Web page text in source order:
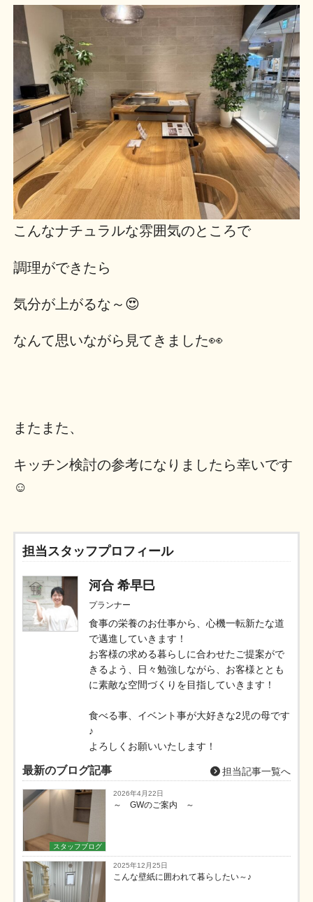
こんなナチュラルな雰囲気のところで
調理ができたら
気分が上がるな～😍
なんて思いながら見てきました👀
またまた、
キッチン検討の参考になりましたら幸いです
☺️
担当スタッフプロフィール
河合 希早巳
プランナー
食事の栄養のお仕事から、心機一転新たな道
で邁進していきます！
お客様の求める暮らしに合わせたご提案がで
きるよう、日々勉強しながら、お客様ととも
に素敵な空間づくりを目指していきます！
食べる事、イベント事が大好きな2児の母です
♪
よろしくお願いいたします！
最新のブログ記事 担当記事一覧へ
スタッフブログ
2026年4月22日
～ GWのご案内 ～
2025年12月25日
こんな壁紙に囲われて暮らしたい～♪